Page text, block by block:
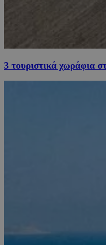
3 τουριστικά χωράφια